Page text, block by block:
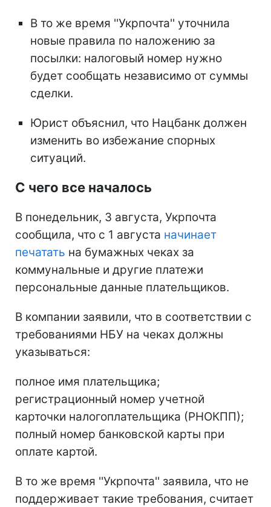
В то же время ''Укрпочта'' уточнила
новые правила по наложению за
посылки: налоговый номер нужно
будет сообщать независимо от суммы
сделки.
Юрист объяснил, что Нацбанк должен
изменить во избежание спорных
ситуаций.
С чего все началось
В понедельник, 3 августа, Укрпочта
сообщила, что с 1 августа начинает
печатать на бумажных чеках за
коммунальные и другие платежи
персональные данные плательщиков.
В компании заявили, что в соответствии с
требованиями НБУ на чеках должны
указываться:
полное имя плательщика;
регистрационный номер учетной
карточки налогоплательщика (РНОКПП);
полный номер банковской карты при
оплате картой.
В то же время ''Укрпочта'' заявила, что не
поддерживает такие требования, считает